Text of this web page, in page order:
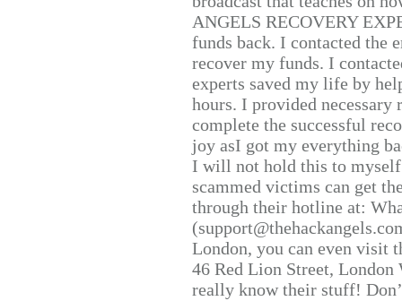
ANGELS RECOVERY
funds back. I contacted the
recover my funds. I
experts saved my life by
hours. I provided
complete the successful
joy asI got my everything
I will not hold this to
scammed victims can get
through their hotline at:
London, you can even visit
46 Red Lion Street, London
really know their stuff!